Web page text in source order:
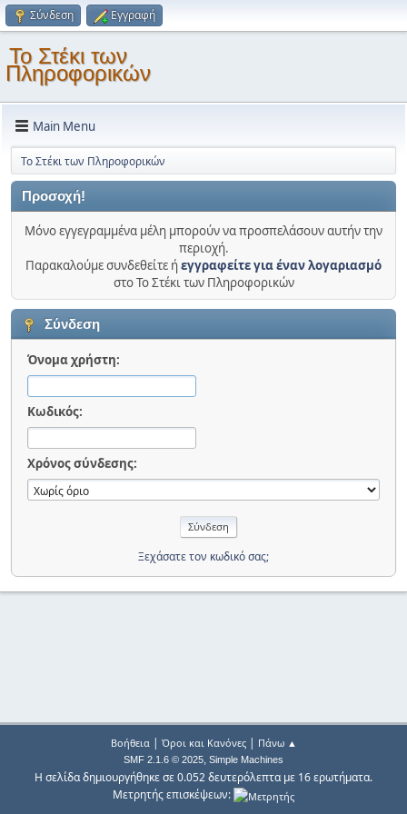
Σύνδεση Εγγραφή
Το Στέκι των
Πληροφορικών
Main Menu
Το Στέκι των Πληροφορικών
Προσοχή!
Μόνο εγγεγραμμένα μέλη μπορούν να προσπελάσουν αυτήν την
περιοχή.
Παρακαλούμε συνδεθείτε ήεγγραφείτε για έναν λογαριασμό
στο Το Στέκι των Πληροφορικών
Σύνδεση
Όνομα χρήστη:
Κωδικός:
Χρόνος σύνδεσης:
Ξεχάσατε τον κωδικό σας;
Βοήθεια| Όροι και Κανόνες| Πάνω ▲
SMF 2.1.6 © 2025, Simple Machines
Η σελίδα δημιουργήθηκε σε 0.052 δευτερόλεπτα με 16 ερωτήματα.
Μετρητής επισκέψεων: